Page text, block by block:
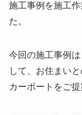
施工事例を施工
た。
今回の施工事例は
して、お住まい
カーポートをご